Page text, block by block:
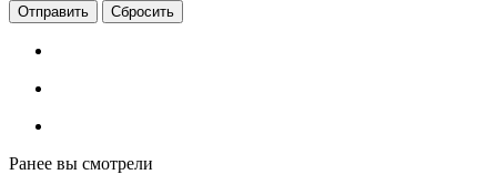
Сбросить
Ранее вы смотрели